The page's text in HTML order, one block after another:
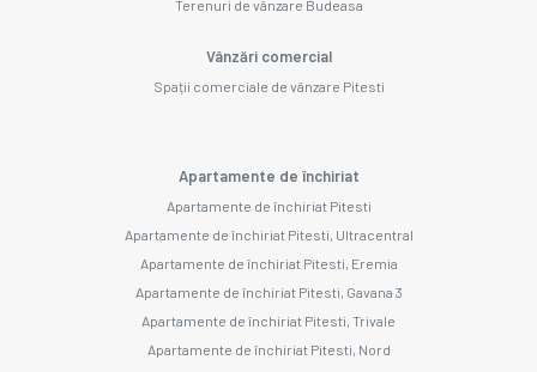
Terenuri de vânzare Budeasa
Vânzări comercial
Spații comerciale de vânzare Pitesti
Apartamente de închiriat
Apartamente de închiriat Pitesti
Apartamente de închiriat Pitesti, Ultracentral
Apartamente de închiriat Pitesti, Eremia
Apartamente de închiriat Pitesti, Gavana 3
Apartamente de închiriat Pitesti, Trivale
Apartamente de închiriat Pitesti, Nord